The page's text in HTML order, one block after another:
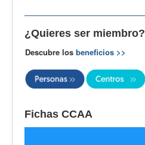
CIEB
Contacto
¿Quieres ser miembro?
Descubre los beneficios >>
Fichas CCAA